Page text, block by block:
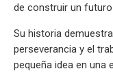
de construir un
Su historia
perseverancia y el
pequeña idea en una